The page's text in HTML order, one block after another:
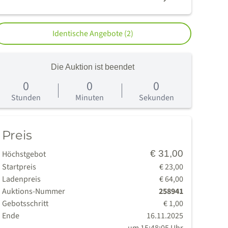
Identische Angebote (2)
Die Auktion ist beendet
0
Stunden
0
Minuten
0
Sekunden
Preis
Höchstgebot € 31,00
Startpreis
€ 23,00
Ladenpreis
€ 64,00
Auktions-Nummer
258941
Gebotsschritt
€ 1,00
Ende
16.11.2025